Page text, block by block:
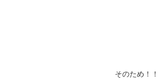
そのため！！